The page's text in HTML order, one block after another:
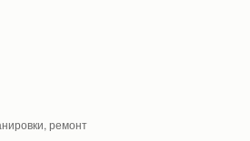
ремонт